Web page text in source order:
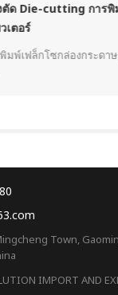
การพิมพ์เฟล็กโซด้ว
องกระดาษลูกฟูกความเร็
Town,
IMPORT AND